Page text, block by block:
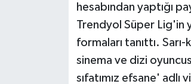
hesabından yaptığı
Trendyol Süper
formaları tanıttı. Sarı-
sinema ve dizi
sıfatımız efsane'